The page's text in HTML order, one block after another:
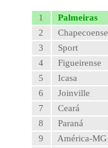
1 Palmeiras
2
Chapecoense
3
Sport
4
Figueirense
5
Icasa
6
Joinville
7
Ceará
8
Paraná
9
América-MG